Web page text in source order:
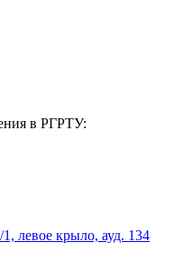
в РГРТУ:
левое крыло, ауд. 134